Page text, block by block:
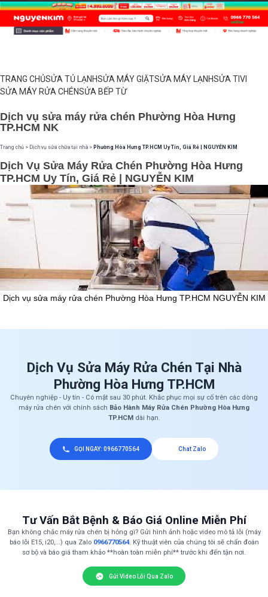
TRANG CHỦSỬA TỦ LẠNHSỬA MÁY GIẶTSỬA MÁY LẠNHSỬA TIVI
SỬA MÁY RỬA CHÉNSỬA BẾP TỪ
Dịch vụ sửa máy rửa chén Phường Hòa Hưng
TP.HCM NK
Trang chủ > Dịch vụ sửa chữa tại nhà > Phường Hòa Hưng TP.HCM Uy Tín, Giá Rẻ | NGUYỄN KIM
Dịch Vụ Sửa Máy Rửa Chén Phường Hòa Hưng
TP.HCM Uy Tín, Giá Rẻ | NGUYỄN KIM
Dịch vụ sửa máy rửa chén Phường Hòa Hưng TP.HCM NGUYỄN KIM
Dịch Vụ Sửa Máy Rửa Chén Tại Nhà
Phường Hòa Hưng TP.HCM
Chuyên nghiệp - Uy tín - Có mặt sau 30 phút. Khắc phục mọi sự cố trên các dòng
máy rửa chén với chính sách Bảo Hành Máy Rửa Chén Phường Hòa Hưng
TP.HCM dài hạn.
GỌI NGAY: 0966770564 Chat Zalo
Tư Vấn Bắt Bệnh & Báo Giá Online Miễn Phí
Bạn không chắc máy rửa chén bị hỏng gì? Gửi hình ảnh hoặc video mô tả lỗi (máy
báo lỗi E15, i20,...) qua Zalo 0966770564. Kỹ thuật viên của chúng tôi sẽ chẩn đoán
sơ bộ và báo giá tham khảo **hoàn toàn miễn phí** trước khi đến tận nơi.
Gửi Video Lỗi Qua Zalo